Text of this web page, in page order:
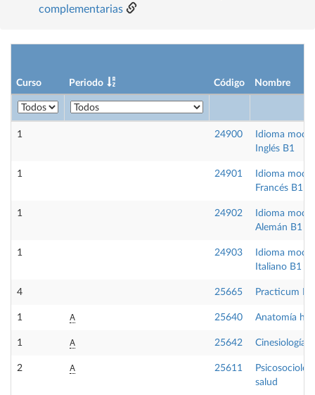
complementarias
Curso Periodo Código Nombre
1 24900
Idioma
Inglés B1
1 24901
Idioma
Francés B1
1 24902
Idioma
Alemán B1
1 24903
Idioma
Italiano B1
4 25665 Practicum II
1 A 25640 Anatomía
1 A 25642 Cinesiología
2 A 25611
salud